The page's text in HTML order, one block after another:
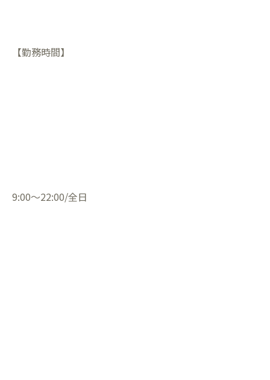
【勤務時間】
9:00〜22:00/全日